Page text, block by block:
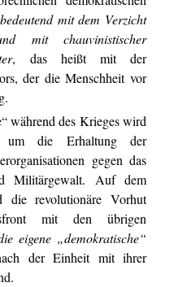
mit dem Verzicht
mit chauvinistischer
, das heißt mit der
der die Menschheit vor
während des Krieges wird
die Erhaltung der
gegen das
Militärgewalt. Auf dem
die revolutionäre Vorhut
mit den übrigen
eigene „demokratische“
der Einheit mit ihrer